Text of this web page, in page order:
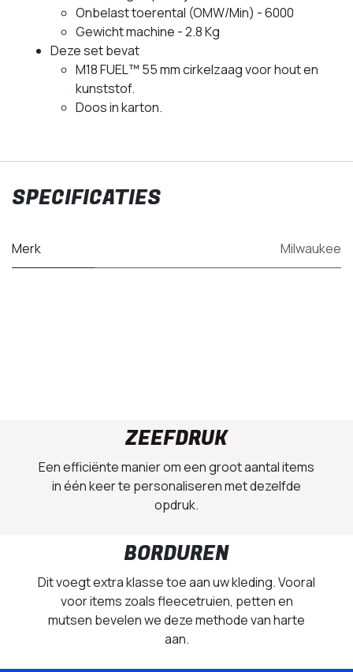
Onbelast toerental (OMW/Min) - 6000
Gewicht machine - 2.8 Kg
Deze set bevat
M18 FUEL™ 55 mm cirkelzaag voor hout en
kunststof.
Doos in karton.
SPECIFICATIES
Merk Milwaukee
ZEEFDRUK
Een efficiënte manier om een groot aantal items
in één keer te personaliseren met dezelfde
opdruk.
BORDUREN
Dit voegt extra klasse toe aan uw kleding. Vooral
voor items zoals fleecetruien, petten en
mutsen bevelen we deze methode van harte
aan.